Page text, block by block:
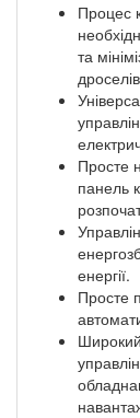
Процес
та
Просте
панель
енергії.
Просте